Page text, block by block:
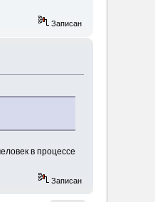
Записан
в процессе
Записан